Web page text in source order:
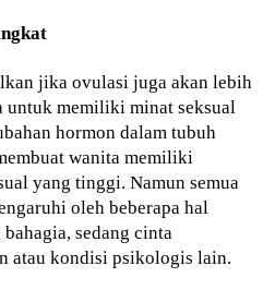
jika ovulasi juga akan lebih
untuk memiliki minat seksual
hormon dalam tubuh
wanita memiliki
yang tinggi. Namun semua
oleh beberapa hal
sedang cinta
atau kondisi psikologis lain.